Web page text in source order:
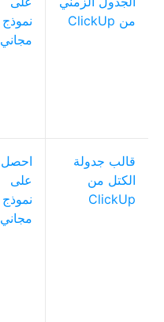
من ClickUp
نموذج
مجاني
قالب جدولة
الكتل من
ClickUp
احصل
على
نموذج
مجاني